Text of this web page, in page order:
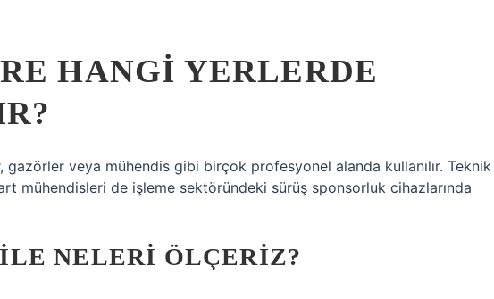
HANGI YERLERDE
gazörler veya mühendis gibi birçok profesyonel alanda kullanılır. Teknik
mühendisleri de işleme sektöründeki sürüş sponsorluk cihazlarında
NELERI ÖLÇERIZ?